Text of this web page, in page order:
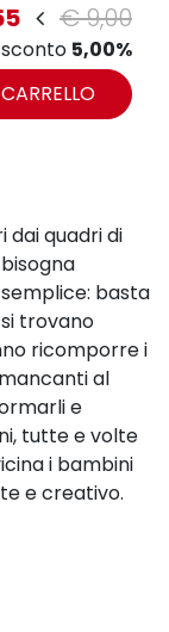
€ 9,00
sconto 5,00%
dai quadri di
semplice: basta
trovano
ricomporre i
al
e
tutte e volte
i bambini
e creativo.